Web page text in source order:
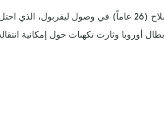
وساهم صلاح (26 عاماً) في وصول ليفربول،
أوروبا وثارت تكهنات حول إمكانية